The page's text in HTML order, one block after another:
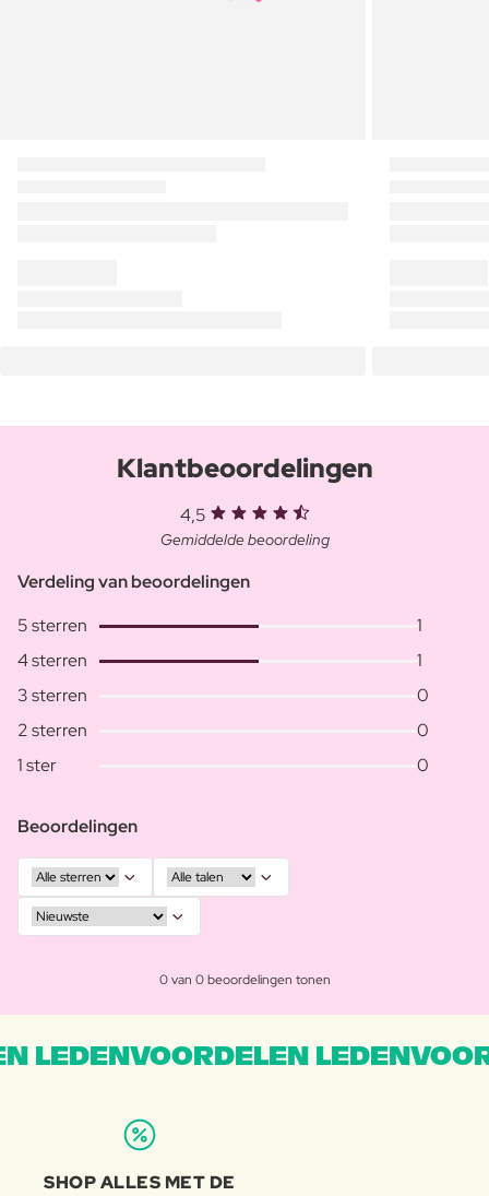
Klantbeoordelingen
4,5
Gemiddelde beoordeling
Verdeling van beoordelingen
5 sterren
1
4 sterren
1
3 sterren
0
2 sterren
0
1 ster
0
Beoordelingen
0 van 0 beoordelingen tonen
LEDENVOORDELEN
SHOP ALLES MET DE